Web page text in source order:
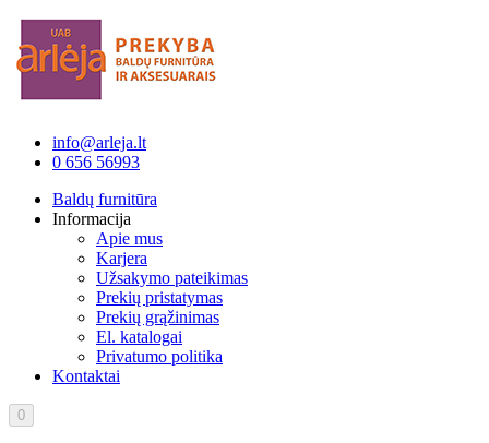
info@arleja.lt
0 656 56993
Baldų furnitūra
Informacija
Apie mus
Karjera
Užsakymo pateikimas
Prekių pristatymas
Prekių grąžinimas
El. katalogai
Privatumo politika
Kontaktai
0